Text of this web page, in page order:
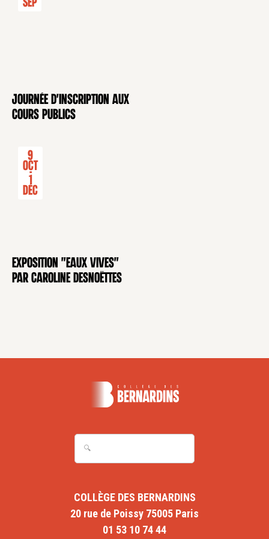
CONFÉRENCE
Sep
Journée d'inscription aux
cours publics
EXPOSITION
9
Oct
-
1
Déc
Exposition "Eaux Vives"
par Caroline Desnoëttes
COLLÈGE DES BERNARDINS
20 rue de Poissy 75005 Paris
01 53 10 74 44